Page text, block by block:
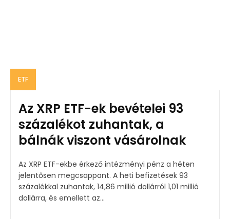
ETF
Az XRP ETF-ek bevételei 93
százalékot zuhantak, a
bálnák viszont vásárolnak
Az XRP ETF-ekbe érkező intézményi pénz a héten
jelentősen megcsappant. A heti befizetések 93
százalékkal zuhantak, 14,86 millió dollárról 1,01 millió
dollárra, és emellett az...